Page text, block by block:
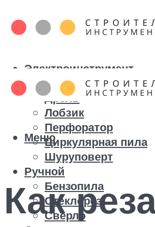
Электроинструмент
Болгарка
Дрель
Лобзик
Перфоратор
Циркулярная пила
Шуруповерт
Ручной
Бензопила
Стеклорез
Сверло
Меню
Как